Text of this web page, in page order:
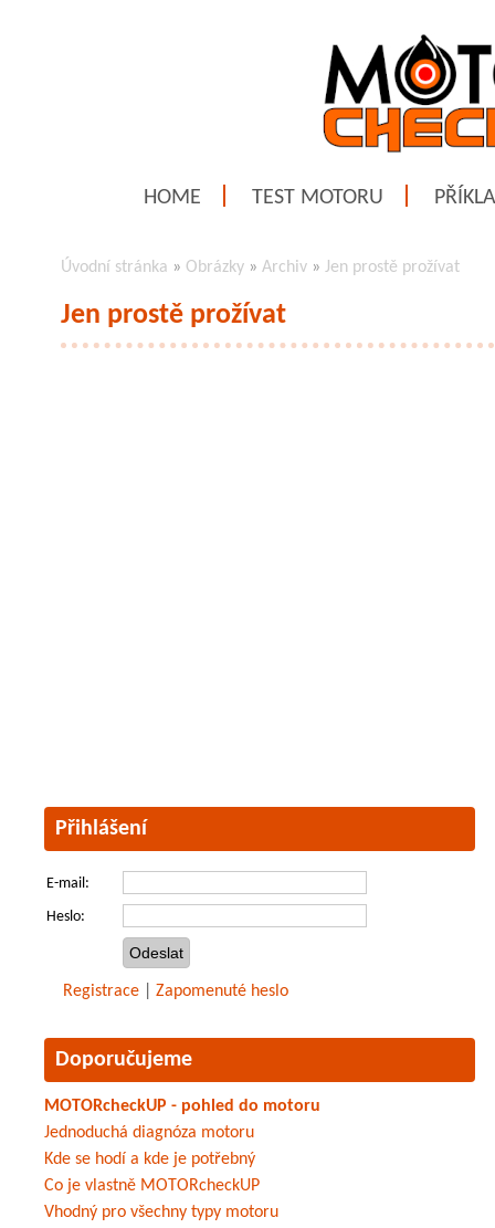
HOME TEST MOTORU
Úvodní stránka » Obrázky » Archiv » Jen prostě prožívat
Jen prostě prožívat
Přihlášení
E-mail:
Heslo:
Registrace Zapomenuté heslo
Doporučujeme
MOTORcheckUP - pohled do motoru
Jednoduchá diagnóza motoru
Kde se hodí a kde je potřebný
Co je vlastně MOTORcheckUP
Vhodný pro všechny typy motoru